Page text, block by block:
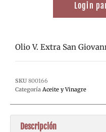
Login
Olio V. Extra San
SKU 800166
Categoría Aceite y Vinagre
Descripción